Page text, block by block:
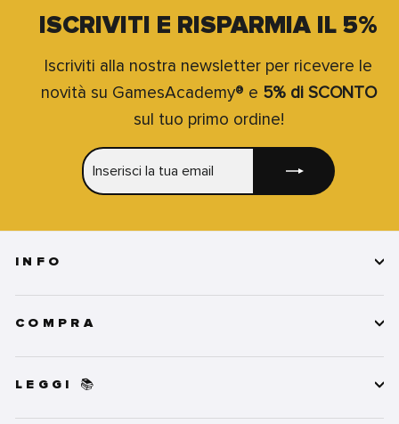
ISCRIVITI E RISPARMIA IL 5%
Iscriviti alla nostra newsletter per ricevere le
novità su GamesAcademy® e 5% di SCONTO
sul tuo primo ordine!
LA
INFO
COMPRA
LEGGI 📚